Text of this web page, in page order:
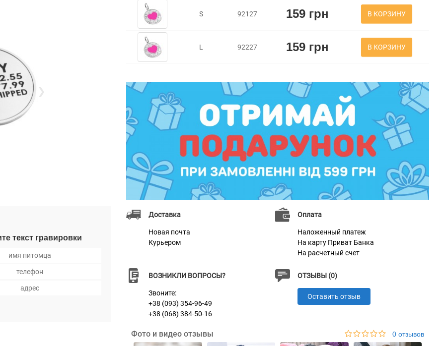
текст гравировки
S 92127 159 грн В КОРЗИНУ
L 92227 159 грн В КОРЗИНУ
Доставка
Новая почта
Курьером
Оплата
Наложенный платеж
На карту Приват Банка
На расчетный счет
ВОЗНИКЛИ ВОПРОСЫ?
Звоните:
+38 (093) 354-96-49
+38 (068) 384-50-16
ОТЗЫВЫ (0)
Оставить отзыв
Фото и видео отзывы 0 отзывов